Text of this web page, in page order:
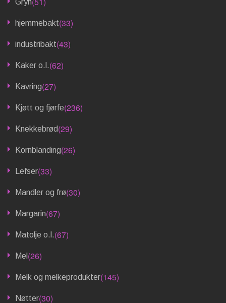
Gryn
hjemmebakt(33)
industribakt(43)
Kaker o.l.(62)
Kavring(27)
Kjøtt og fjørfe(236)
Knekkebrød(29)
Kornblanding(26)
Lefser(33)
Mandler og frø(30)
Margarin(67)
Matolje o.l.(67)
Mel (26)
Melk og melkeprodukter(145)
Nøtter(30)